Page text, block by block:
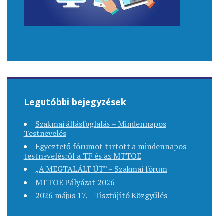
Legutóbbi bejegyzések
Szakmai állásfoglalás – Mindennapos
Testnevelés
Egyeztető fórumot tartott a mindennapos
testnevelésről a TF és az MTTOE
„A MEGTALÁLT ÚT” – Szakmai fórum
MTTOE Pályázat 2026
2026 május 17. – Tisztújító Közgyűlés